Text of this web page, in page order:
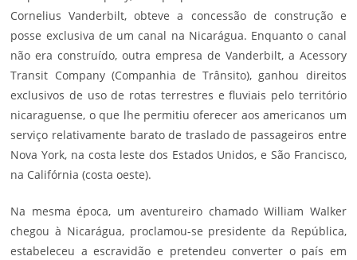
Cornelius Vanderbilt, obteve a concessão de construção e
posse exclusiva de um canal na Nicarágua. Enquanto o canal
não era construído, outra empresa de Vanderbilt, a Acessory
Transit Company (Companhia de Trânsito), ganhou direitos
exclusivos de uso de rotas terrestres e fluviais pelo território
nicaraguense, o que lhe permitiu oferecer aos americanos um
serviço relativamente barato de traslado de passageiros entre
Nova York, na costa leste dos Estados Unidos, e São Francisco,
na Califórnia (costa oeste).
Na mesma época, um aventureiro chamado William Walker
chegou à Nicarágua, proclamou-se presidente da República,
estabeleceu a escravidão e pretendeu converter o país em